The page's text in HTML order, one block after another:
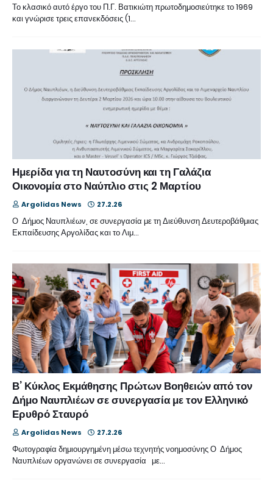
Το κλασικό αυτό έργο του Π.Γ. Βατικιώτη πρωτοδημοσιεύτηκε το 1969
και γνώρισε τρεις επανεκδόσεις (1…
Ημερίδα για τη Ναυτοσύνη και τη Γαλάζια
Οικονομία στο Ναύπλιο στις 2 Μαρτίου
Argolidas News 27.2.26
Ο Δήμος Ναυπλιέων, σε συνεργασία με τη Διεύθυνση Δευτεροβάθμιας
Εκπαίδευσης Αργολίδας και το Λιμ…
Β’ Κύκλος Εκμάθησης Πρώτων Βοηθειών από τον
Δήμο Ναυπλιέων σε συνεργασία με τον Ελληνικό
Ερυθρό Σταυρό
Argolidas News 27.2.26
Φωτογραφία δημιουργημένη μέσω τεχνητής νοημοσύνης Ο Δήμος
Ναυπλιέων οργανώνει σε συνεργασία με…